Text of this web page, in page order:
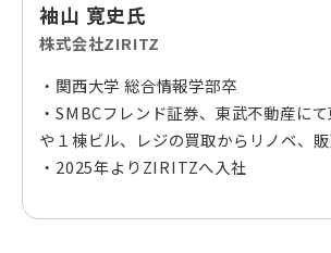
袖山 寛史氏
株式会社ZIRITZ
・関西大学 総合情報学部卒
・SMBCフレンド証券、東武不動産に
や１棟ビル、レジの買取からリノベ、
・2025年よりZIRITZへ入社